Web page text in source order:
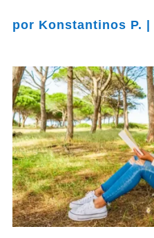
por Konstantinos P.